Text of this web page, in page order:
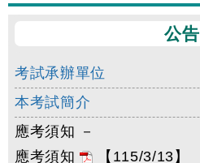
公告
考試承辦單位
本考試簡介
應考須知 －
應考須知
【115/3/13】